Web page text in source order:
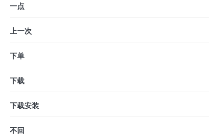
一点
上一次
下单
下载
下载安装
不回